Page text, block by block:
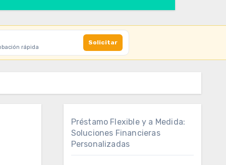
rápida
Solicitar
Préstamo Flexible y a Medida:
Soluciones Financieras
Personalizadas